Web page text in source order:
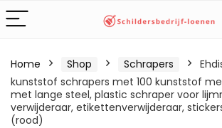
Home Shop Schrapers
kunststof schrapers met 100 kunststof
met lange steel, plastic schraper voor
verwijderaar, etikettenverwijderaar,
(rood)